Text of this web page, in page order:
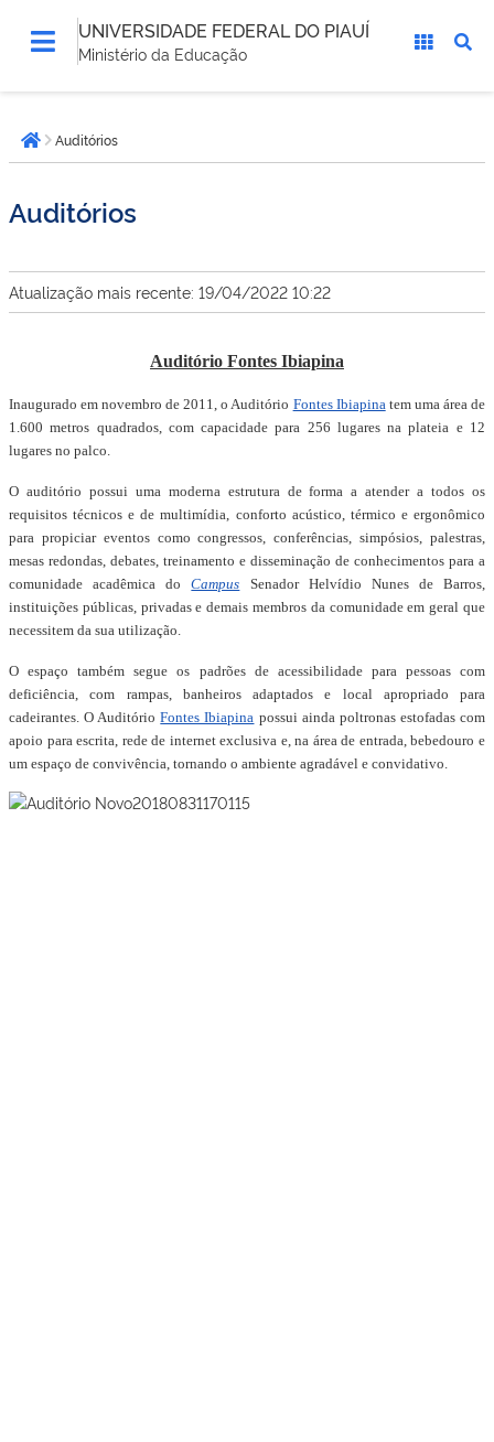
UNIVERSIDADE FEDERAL DO PIAUÍ
Ministério da Educação
está
aqui:Página inicial
Auditórios
Auditórios
Atualização mais recente: 19/04/2022 10:22
Auditório Fontes Ibiapina
Inaugurado em novembro de 2011, o Auditório Fontes Ibiapinatem uma área de
1.600 metros quadrados, com capacidade para 256 lugares na plateia e 12
lugares no palco.
O auditório possui uma moderna estrutura de forma a atender a todos os
requisitos técnicos e de multimídia, conforto acústico, térmico e ergonômico
para propiciar eventos como congressos, conferências, simpósios, palestras,
mesas redondas, debates, treinamento e disseminação de conhecimentos para a
comunidade acadêmica doCampus Senador Helvídio Nunes de Barros,
instituições públicas, privadas e demais membros da comunidade em geral que
necessitem da sua utilização.
O espaço também segue os padrões de acessibilidade para pessoas com
deficiência, com rampas, banheiros adaptados e local apropriado para
cadeirantes. O AuditórioFontes Ibiapina possui ainda poltronas estofadas com
apoio para escrita, rede de internet exclusiva e, na área de entrada, bebedouro e
um espaço de convivência, tornando o ambiente agradável e convidativo.